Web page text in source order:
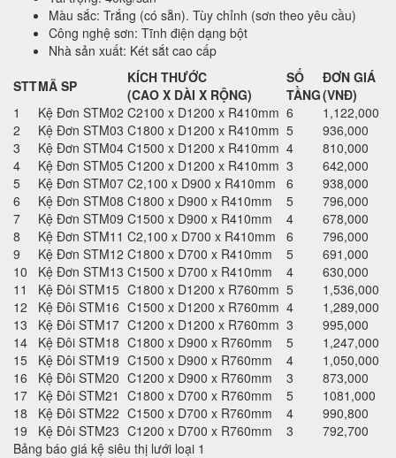
Màu sắc: Trắng (có sẵn). Tùy chỉnh (sơn theo yêu cầu)
Công nghệ sơn: Tĩnh điện dạng bột
Nhà sản xuất: Két sắt cao cấp
STTMÃ SP
KÍCH THƯỚC
(CAO X DÀI X RỘNG)
SỐ
TẦNG
ĐƠN GIÁ
(VNĐ)
1
Kệ Đơn STM02 C2100 x D1200 x R410mm 6
1,122,000
2
Kệ Đơn STM03 C1800 x D1200 x R410mm 5
936,000
3
Kệ Đơn STM04 C1500 x D1200 x R410mm 4
810,000
4
Kệ Đơn STM05 C1200 x D1200 x R410mm 3
642,000
5
Kệ Đơn STM07 C2,100 x D900 x R410mm 6
938,000
6
Kệ Đơn STM08 C1800 x D900 x R410mm 5
796,000
7
Kệ Đơn STM09 C1500 x D900 x R410mm 4
678,000
8
Kệ Đơn STM11 C2,100 x D700 x R410mm 6
796,000
9
Kệ Đơn STM12 C1800 x D700 x R410mm 5
691,000
10
Kệ Đơn STM13 C1500 x D700 x R410mm 4
630,000
11
Kệ Đôi STM15 C1800 x D1200 x R760mm 5
1,536,000
12
Kệ Đôi STM16 C1500 x D1200 x R760mm 4
1,289,000
13
Kệ Đôi STM17 C1200 x D1200 x R760mm 3
995,000
14
Kệ Đôi STM18 C1800 x D900 x R760mm 5
1,247,000
15
Kệ Đôi STM19 C1500 x D900 x R760mm 4
1,050,000
16
Kệ Đôi STM20 C1200 x D900 x R760mm 3
873,000
17
Kệ Đôi STM21 C1800 x D700 x R760mm 5
1081,000
18
Kệ Đôi STM22 C1500 x D700 x R760mm 4
990,800
19
Kệ Đôi STM23 C1200 x D700 x R760mm 3
792,700
Bảng báo giá kệ siêu thị lưới loại 1